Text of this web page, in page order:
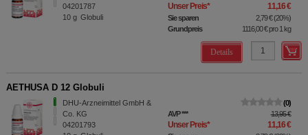
04201787
10 g Globuli
Unser Preis* 11,16 €
Sie sparen 2,79 €(20%)
Grundpreis
1116,00 €pro 1 kg
Details
AETHUSA D 12 Globuli
DHU-Arzneimittel GmbH &
Co. KG
04201793
0
AVP*** 13,95 €
Unser Preis* 11,16 €